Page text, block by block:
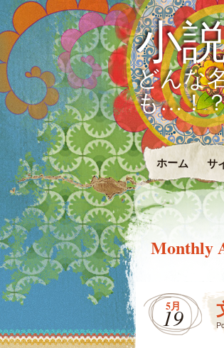
小
どんな
も…！
ホーム サ
Monthly
5月
19